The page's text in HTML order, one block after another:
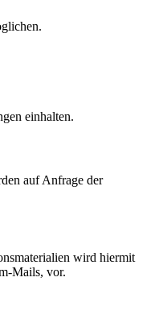
einhalten.
auf Anfrage der
wird hiermit
Mails, vor.